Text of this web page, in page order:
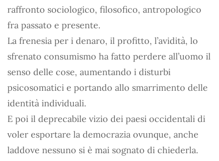
raffronto sociologico, filosofico, antropologico
fra passato e presente.
La frenesia per i denaro, il profitto, l’avidità, lo
sfrenato consumismo ha fatto perdere all’uomo il
senso delle cose, aumentando i disturbi
psicosomatici e portando allo smarrimento delle
identità individuali.
E poi il deprecabile vizio dei paesi occidentali di
voler esportare la democrazia ovunque, anche
laddove nessuno si è mai sognato di chiederla.